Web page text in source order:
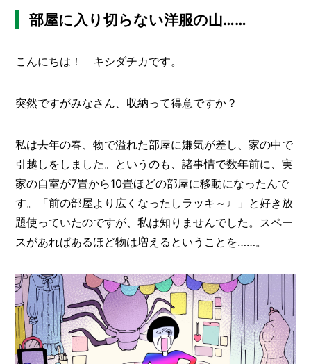
リ
エ
ー /
E
O
R
ユ
ー
ザ
C
S
T
O
M
E
R
部屋に入り切らない洋服の山……
こんにちは！ キシダチカです。
突然ですがみなさん、収納って得意ですか？
私は去年の春、物で溢れた部屋に嫌気が差し、家の中で
引越しをしました。というのも、諸事情で数年前に、実
家の自室が7畳から10畳ほどの部屋に移動になったんで
す。「前の部屋より広くなったしラッキ～♩」と好き放
題使っていたのですが、私は知りませんでした。スペー
スがあればあるほど物は増えるということを……。